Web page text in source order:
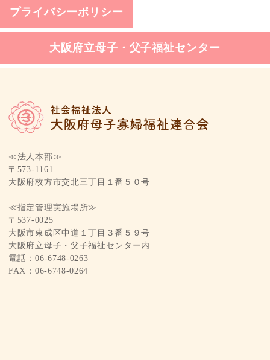
プライバシーポリシー
大阪府立母子・父子福祉センター
≪法人本部≫
〒573-1161
大阪府枚方市交北三丁目１番５０号
≪指定管理実施場所≫
〒537-0025
大阪市東成区中道１丁目３番５９号
大阪府立母子・父子福祉センター内
電話：06-6748-0263
FAX：06-6748-0264